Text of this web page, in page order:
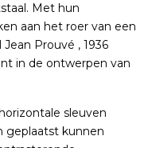
Met hun
aan het roer van een
Prouvé , 1936
in de ontwerpen van
sleuven
geplaatst kunnen